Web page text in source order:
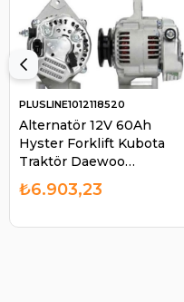
Alternatör 12V 60Ah
Hyster Forklift Kubota
Traktör Daewoo
Johndeere 1565 Massey
Ferguson Agco | Pluslıne
PLUSLINE1012118520
₺6.903,23